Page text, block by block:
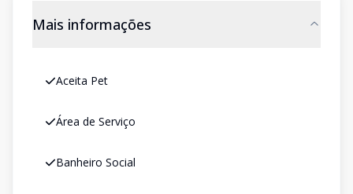
Mais informações
Aceita Pet
Área de Serviço
Banheiro Social